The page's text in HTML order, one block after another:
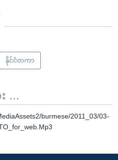
နိုင်ငံတကာ
...
burmese/2011_03/03-